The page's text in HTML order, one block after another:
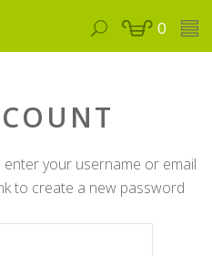
0
your username or email
to create a new password